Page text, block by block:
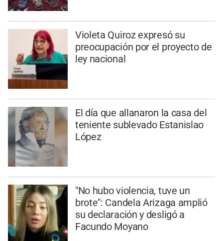
Violeta Quiroz expresó su
preocupación por el proyecto de
ley nacional
El día que allanaron la casa del
teniente sublevado Estanislao
López
"No hubo violencia, tuve un
brote": Candela Arizaga amplió
su declaración y desligó a
Facundo Moyano